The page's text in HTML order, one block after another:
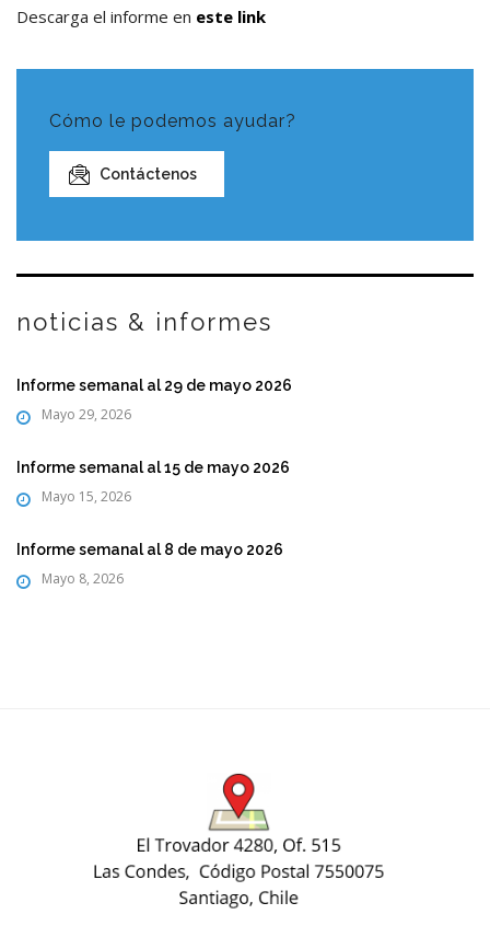
Descarga el informe en este link
Cómo le podemos ayudar?
Contáctenos
noticias & informes
Informe semanal al 29 de mayo 2026
Mayo 29, 2026
Informe semanal al 15 de mayo 2026
Mayo 15, 2026
Informe semanal al 8 de mayo 2026
Mayo 8, 2026